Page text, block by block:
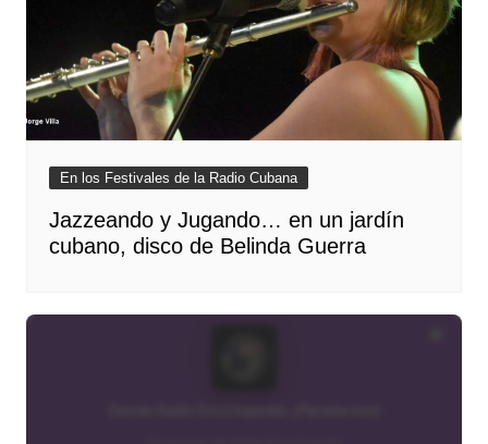
En los Festivales de la Radio Cubana
Jazzeando y Jugando… en un jardín
cubano, disco de Belinda Guerra